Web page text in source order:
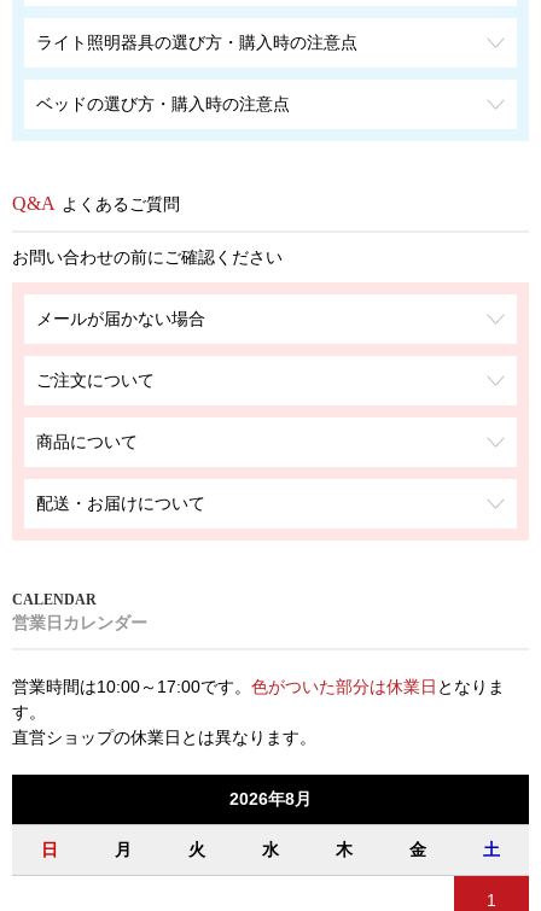
ライト照明器具の選び方・購入時の注意点
ベッドの選び方・購入時の注意点
よくあるご質問
お問い合わせの前にご確認ください
メールが届かない場合
ご注文について
商品について
配送・お届けについて
営業日カレンダー
営業時間は10:00～17:00です。 色がついた部分は休業日 となりま
す。
直営ショップの休業日とは異なります。
2026年8月
日 月 火 水 木 金 土
1